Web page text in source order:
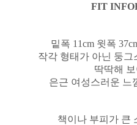
FIT
밑폭 11cm 윗폭
작각 형태가 아닌 둥
딱딱해
은근 여성스러운 느
책이나 부피가 큰